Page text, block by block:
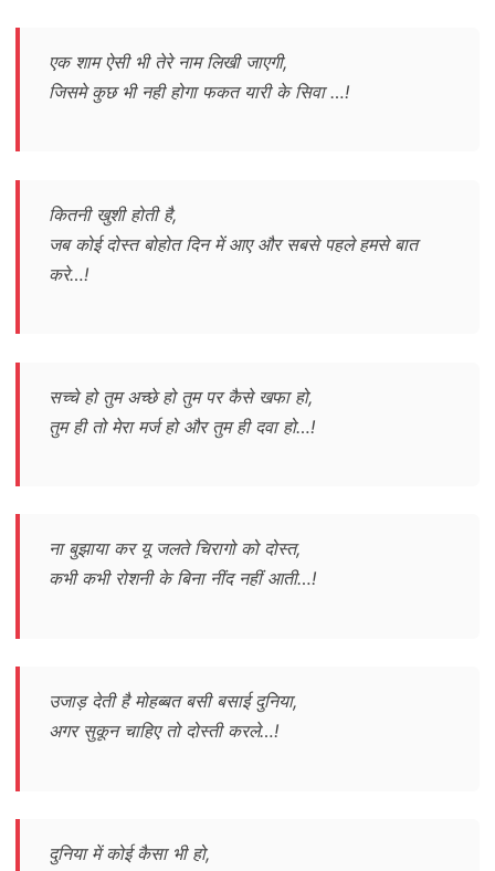
एक शाम ऐसी भी तेरे नाम लिखी जाएगी,
जिसमे कुछ भी नही होगा फकत यारी के सिवा …!
कितनी खुशी होती है,
जब कोई दोस्त बोहोत दिन में आए और सबसे पहले हमसे बात
करे…!
सच्चे हो तुम अच्छे हो तुम पर कैसे खफा हो,
तुम ही तो मेरा मर्ज हो और तुम ही दवा हो…!
ना बुझाया कर यू जलते चिरागो को दोस्त,
कभी कभी रोशनी के बिना नींद नहीं आती…!
उजाड़ देती है मोहब्बत बसी बसाई दुनिया,
अगर सुकून चाहिए तो दोस्ती करले…!
दुनिया में कोई कैसा भी हो,